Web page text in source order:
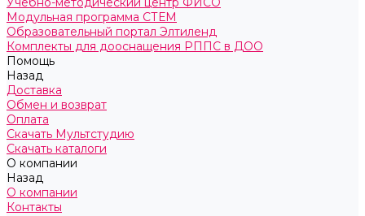
Модульная программа СТЕМ
Образовательный портал Элтиленд
Комплекты для дооснащения РППС в ДОО
Помощь
Назад
Доставка
Обмен и возврат
Оплата
Скачать Мультстудию
Скачать каталоги
О компании
Назад
О компании
Контакты